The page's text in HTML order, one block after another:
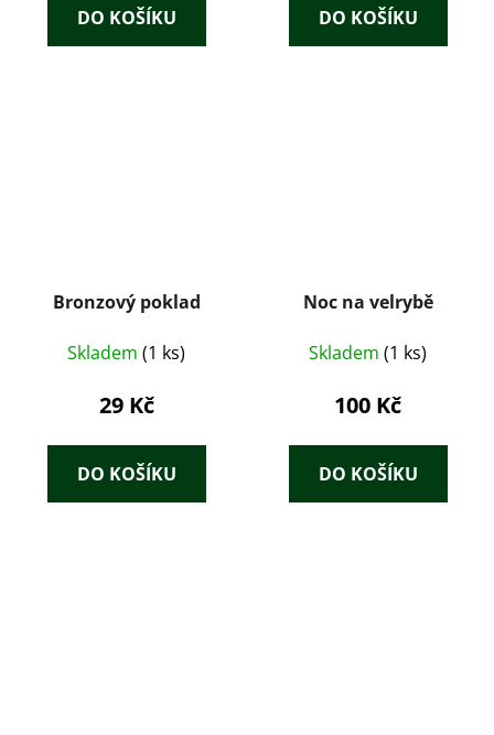
DO KOŠÍKU DO KOŠÍKU
Bronzový poklad
Skladem (1 ks)
29 Kč
DO KOŠÍKU
Noc na velrybě
Skladem (1 ks)
100 Kč
DO KOŠÍKU